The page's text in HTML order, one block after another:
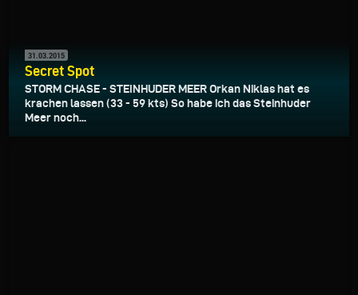
31.03.2015
Secret Spot
STORM CHASE - STEINHUDER MEER Orkan Niklas hat es
krachen lassen (33 - 59 kts) So habe ich das Steinhuder
Meer noch...